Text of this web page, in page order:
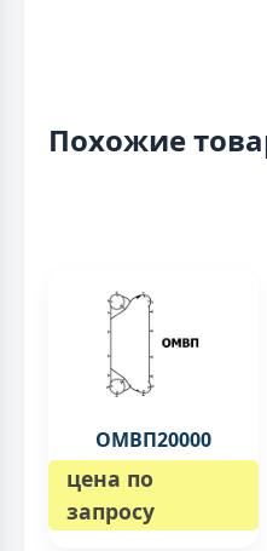
Похожие
ОМВП20000
цена по
запросу